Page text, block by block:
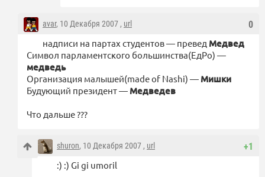
0
avar, 10 Декабря 2007 , url
надписи на партах студентов — превед Медвед
Символ парламентского большинства(ЕдРо) —
медведь
Организация малышей(made of Nashi) — Мишки
Будующий президент — Медведев
Что дальше ???
+1
shuron, 10 Декабря 2007 , url
:) :) Gi gi umoril